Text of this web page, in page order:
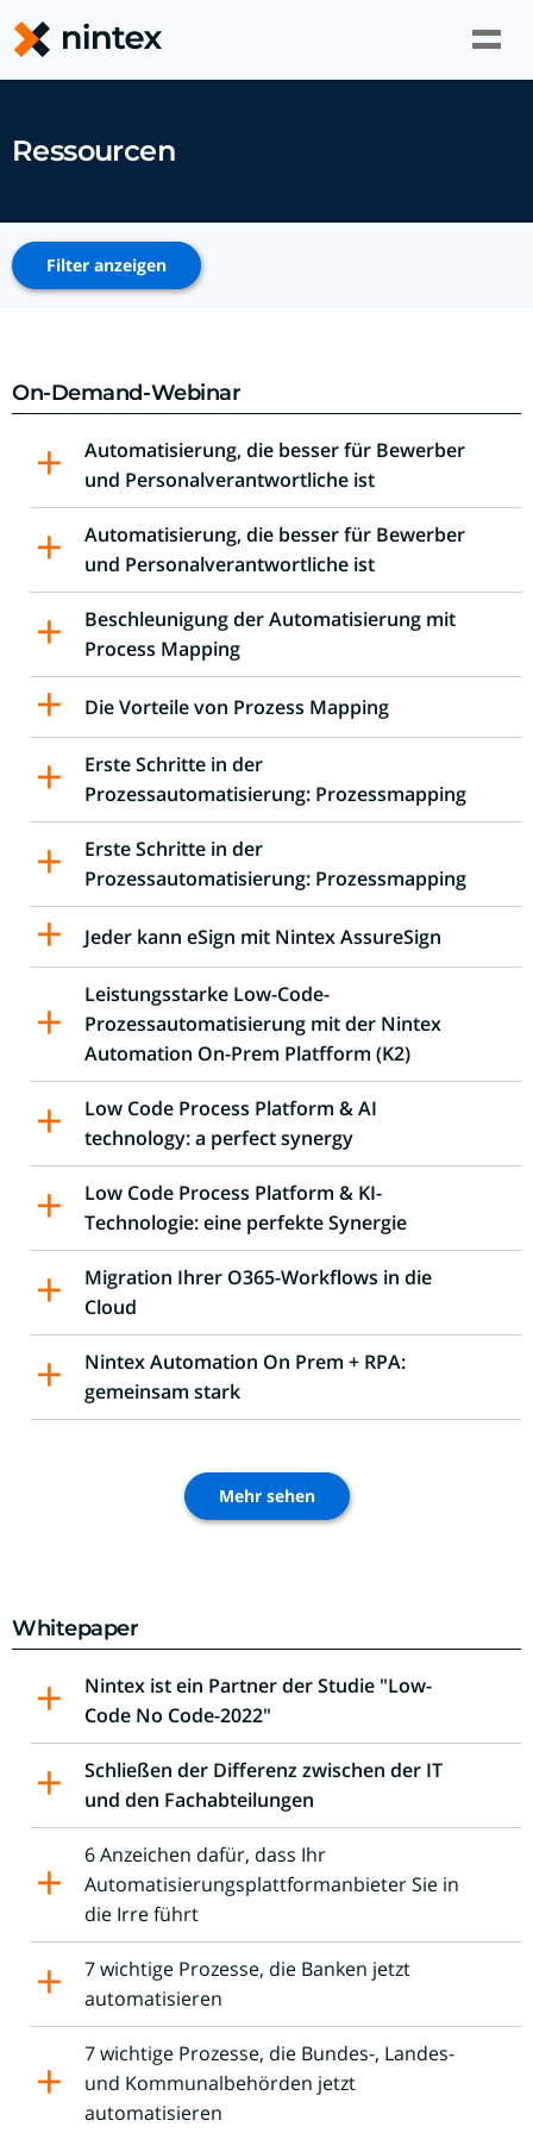
to
Nintex
Ressourcen
Filter anzeigen
On-Demand-Webinar
Automatisierung, die besser für Bewerber
und Personalverantwortliche ist
Automatisierung, die besser für Bewerber
und Personalverantwortliche ist
Beschleunigung der Automatisierung mit
Process Mapping
Die Vorteile von Prozess Mapping
Erste Schritte in der
Prozessautomatisierung: Prozessmapping
Erste Schritte in der
Prozessautomatisierung: Prozessmapping
Jeder kann eSign mit Nintex AssureSign
Leistungsstarke Low-Code-
Prozessautomatisierung mit der Nintex
Automation On-Prem Platfform (K2)
Low Code Process Platform & AI
technology: a perfect synergy
Low Code Process Platform & KI-
Technologie: eine perfekte Synergie
Migration Ihrer O365-Workflows in die
Cloud
Nintex Automation On Prem + RPA:
gemeinsam stark
Mehr sehen
Whitepaper
Nintex ist ein Partner der Studie "Low-
Code No Code-2022"
Schließen der Differenz zwischen der IT
und den Fachabteilungen
6 Anzeichen dafür, dass Ihr
Automatisierungsplattformanbieter Sie in
die Irre führt
7 wichtige Prozesse, die Banken jetzt
automatisieren
7 wichtige Prozesse, die Bundes-, Landes-
und Kommunalbehörden jetzt
automatisieren